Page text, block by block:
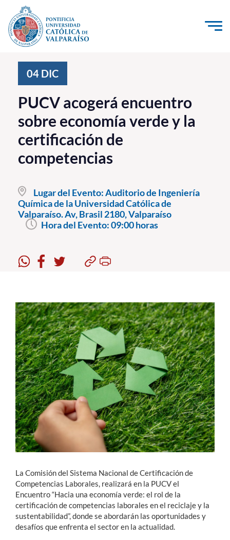
Click acá para ir directamente al contenido
Investigación, Creación e Innovación
PUCV Internacional
Vinculación con el Medio
Admisión
Pregrado
Postgrado
Formación Continua
Estudiantes
Alumni
English
04 DIC
PUCV acogerá encuentro
sobre economía verde y la
certificación de
competencias
Lugar del Evento:Auditorio de Ingeniería
Química de la Universidad Católica de
Valparaíso. Av, Brasil 2180, Valparaíso
Hora del Evento:09:00 horas
La Comisión del Sistema Nacional de Certificación de
Competencias Laborales, realizará en la PUCV el
Encuentro “Hacia una economía verde: el rol de la
certificación de competencias laborales en el reciclaje y la
sustentabilidad”, donde se abordarán las oportunidades y
desafíos que enfrenta el sector en la actualidad.